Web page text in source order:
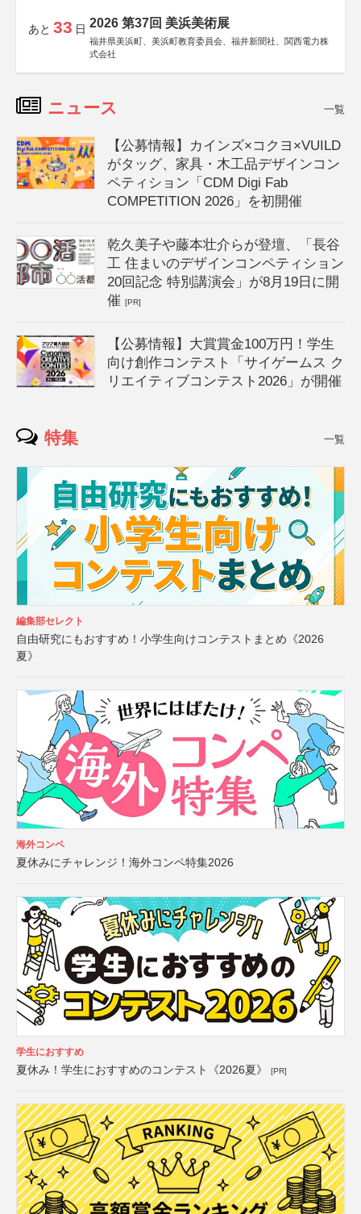
あと 33 日 2026 第37回 美浜美術展
福井県美浜町、美浜町教育委員会、福井新聞社、関西電力株
式会社
ニュース 一覧
【公募情報】カインズ×コクヨ×VUILD
がタッグ、家具・木工品デザインコン
ペティション「CDM Digi Fab
COMPETITION 2026」を初開催
乾久美子や藤本壮介らが登壇、「長谷
工 住まいのデザインコンペティション
20回記念 特別講演会」が8月19日に開
催[PR]
【公募情報】大賞賞金100万円！学生
向け創作コンテスト「サイゲームス ク
リエイティブコンテスト2026」が開催
特集 一覧
編集部セレクト
自由研究にもおすすめ！小学生向けコンテストまとめ《2026
夏》
海外コンペ
夏休みにチャレンジ！海外コンペ特集2026
学生におすすめ
夏休み！学生におすすめのコンテスト《2026夏》 [PR]